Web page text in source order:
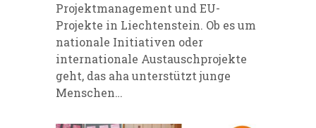
Projektmanagement und EU-
Projekte in Liechtenstein. Ob es um
nationale Initiativen oder
internationale Austauschprojekte
geht, das aha unterstützt junge
Menschen…